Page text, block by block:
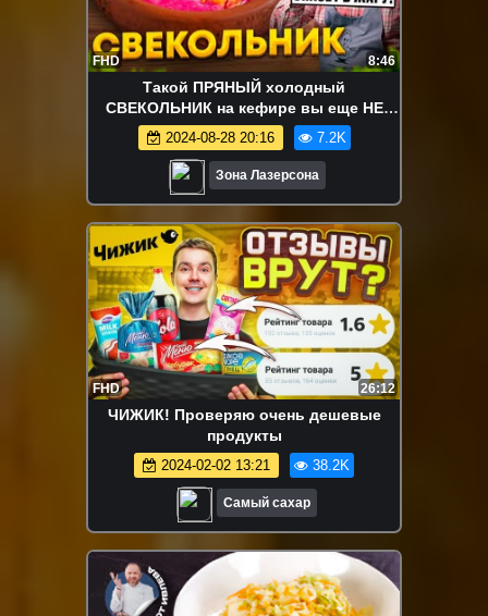
FHD 8:46
Такой ПРЯНЫЙ холодный
СВЕКОЛЬНИК на кефире вы еще НЕ
ПРОБОВАЛИ! РЕЦЕПТ от Ильи
Лазерсона
2024-08-28 20:16 7.2K
Зона Лазерсона
FHD 26:12
ЧИЖИК! Проверяю очень дешевые
продукты
2024-02-02 13:21 38.2K
Самый сахар